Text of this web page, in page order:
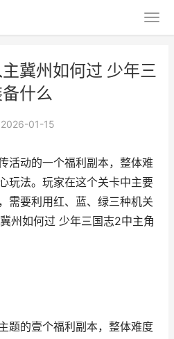
冀州如何过 少年三
什么
01-15
活动的一个福利副本，整体难
玩法。玩家在这个关卡中主要
需要利用红、蓝、绿三种机关
州如何过 少年三国志2中主角
题的壹个福利副本，整体难度